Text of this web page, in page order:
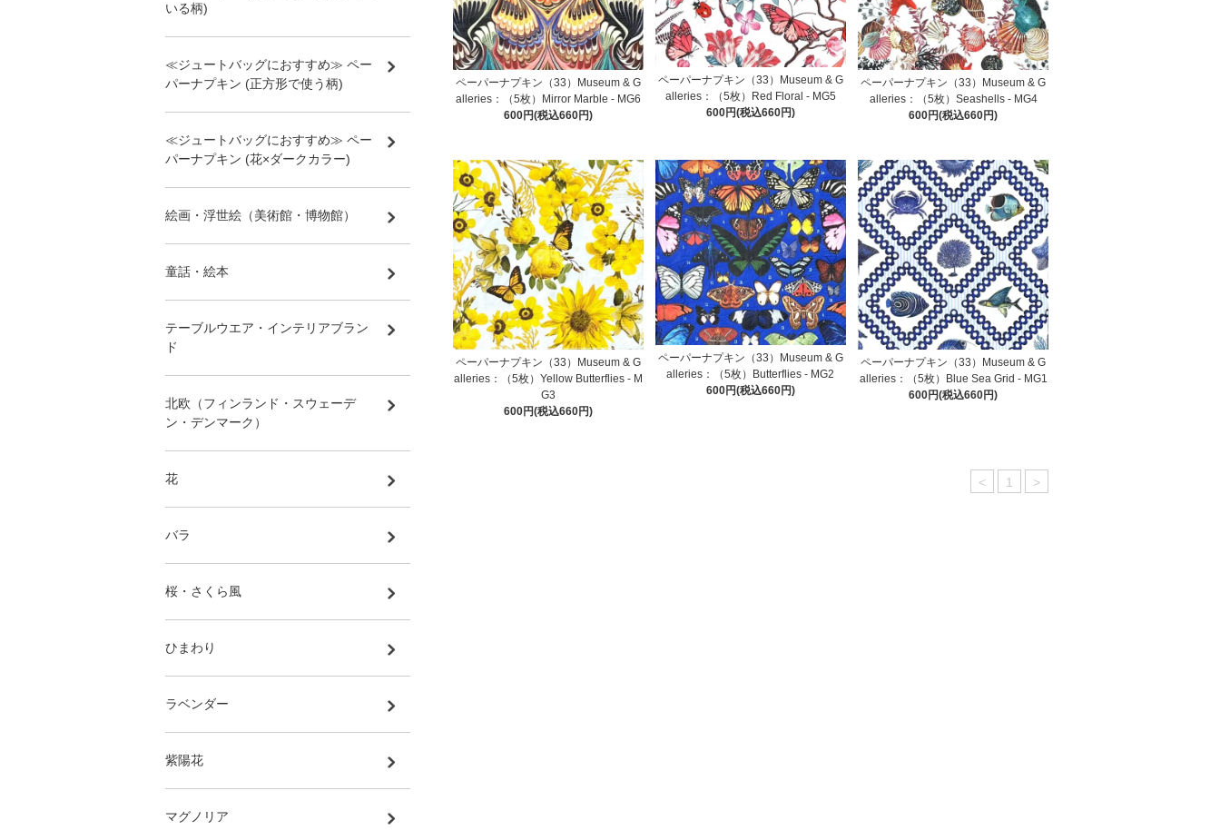
ペーパーナプキン（33）Museum & G
alleries：（5枚）Mirror Marble - MG6
600円(税込660円)
ペーパーナプキン（33）Museum & G
alleries：（5枚）Red Floral - MG5
600円(税込660円)
ペーパーナプキン（33）Museum & G
alleries：（5枚）Seashells - MG4
600円(税込660円)
ペーパーナプキン（33）Museum & G
alleries：（5枚）Yellow Butterflies - M
G3
600円(税込660円)
ペーパーナプキン（33）Museum & G
alleries：（5枚）Butterflies - MG2
600円(税込660円)
ペーパーナプキン（33）Museum & G
alleries：（5枚）Blue Sea Grid - MG1
600円(税込660円)
< 1 >
いる柄)
≪ジュートバッグにおすすめ≫ ペー
パーナプキン (正方形で使う柄)
≪ジュートバッグにおすすめ≫ ペー
パーナプキン (花×ダークカラー)
絵画・浮世絵（美術館・博物館）
童話・絵本
テーブルウエア・インテリアブラン
ド
北欧（フィンランド・スウェーデ
ン・デンマーク）
花
バラ
桜・さくら風
ひまわり
ラベンダー
紫陽花
マグノリア